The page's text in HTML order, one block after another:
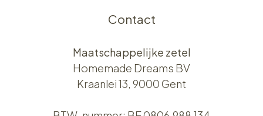
Contact
Maatschappelijke zetel
Homemade Dreams BV
Kraanlei 13, 9000 Gent